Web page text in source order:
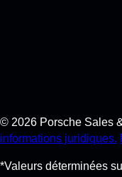
© 2026 Porsche Sales
informations juridiques.
*Valeurs déterminées